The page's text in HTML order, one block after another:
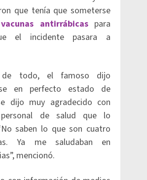
que tenía que someterse
vacunas antirrábicaspara
el incidente pasara a
todo, el famoso dijo
en perfecto estado de
dijo muy agradecido con
de salud que lo
saben lo que son cuatro
Ya me saludaban en
mencionó.